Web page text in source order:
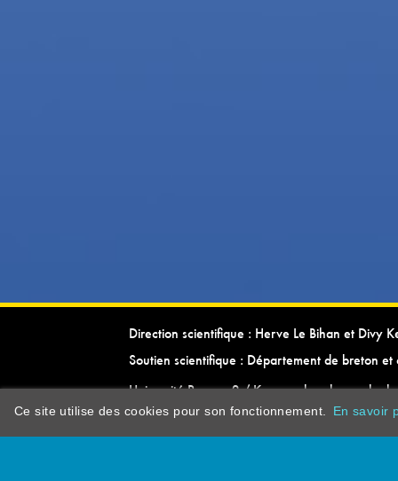
Direction scientifique : Herve Le Bihan et Divy
Soutien scientifique : Département de breton et
Université Rennes 2 / Kevrenn brezhoneg ha
Ce site utilise des cookies pour son fonctionnement. En savoir